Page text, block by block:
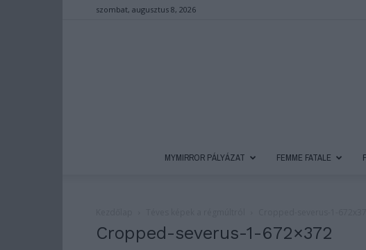
szombat, augusztus 8, 2026
MYMIRROR PÁLYÁZAT FEMME FATALE
Cropped-severus-1-672×372